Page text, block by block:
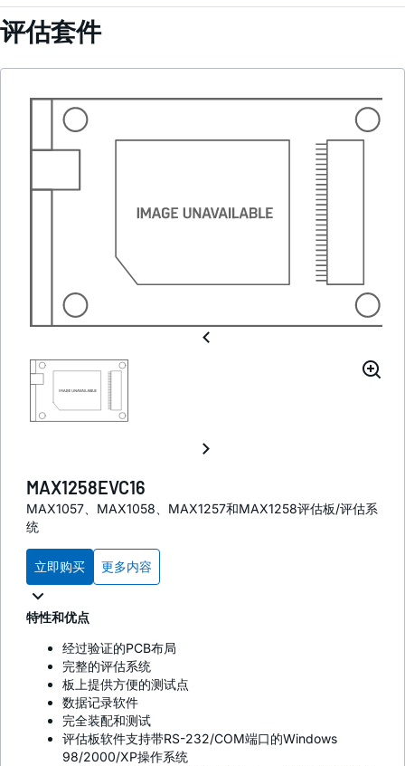
评估套件
MAX1258EVC16
MAX1057、MAX1058、MAX1257和MAX1258评估板/评估系
统
立即购买 更多内容
特性和优点
经过验证的PCB布局
完整的评估系统
板上提供方便的测试点
数据记录软件
完全装配和测试
评估板软件支持带RS-232/COM端口的Windows
98/2000/XP操作系统